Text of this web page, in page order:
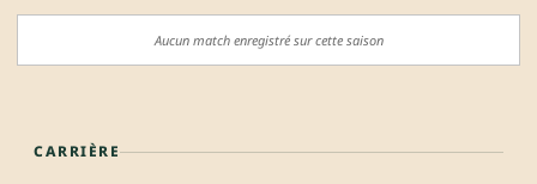
Aucun match enregistré sur cette saison
CARRIÈRE